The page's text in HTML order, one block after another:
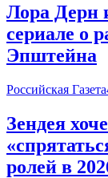
Лора Дерн
сериале о
Эпштейна
Российская Газета
Зендея
ролей в